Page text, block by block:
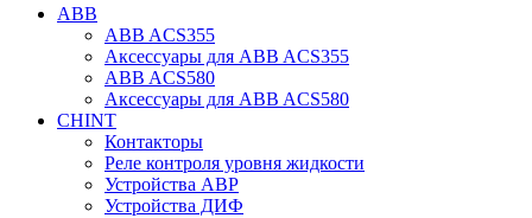
ABB
ABB ACS355
Аксессуары для ABB ACS355
ABB ACS580
Аксессуары для ABB ACS580
CHINT
Контакторы
Реле контроля уровня жидкости
Устройства АВР
Устройства ДИФ